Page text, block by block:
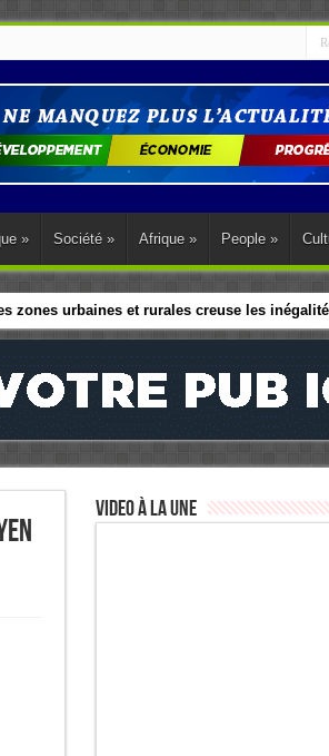
» Société » Afrique » People »
urbaines et rurales creuse les
Video à la Une